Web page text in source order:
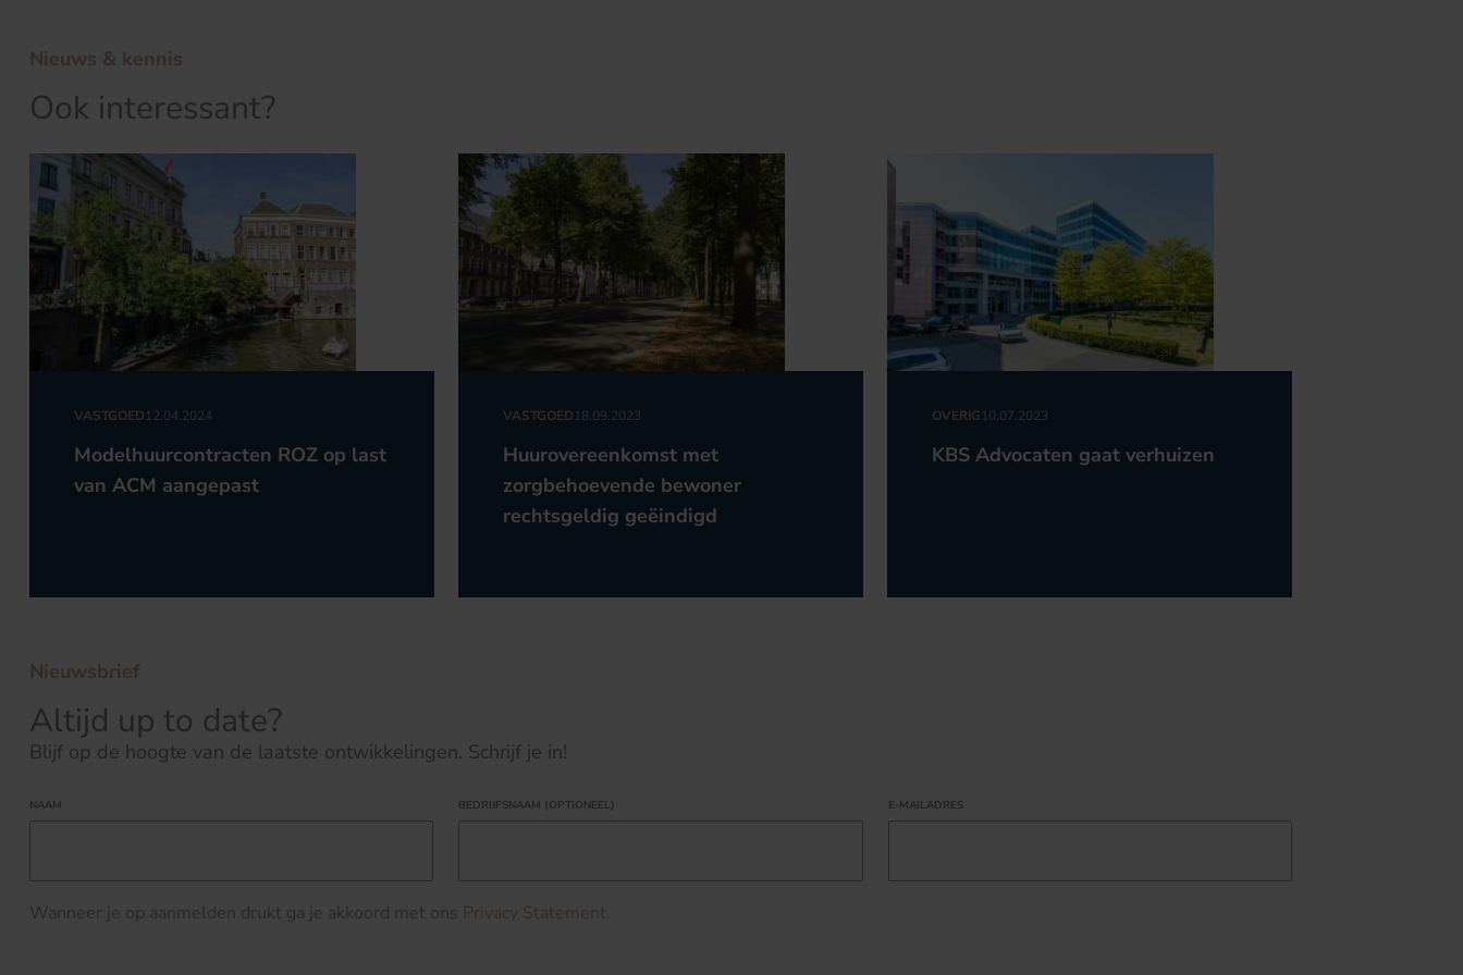
Nieuws & kennis
Ook interessant?
VASTGOED12.04.2024
Modelhuurcontracten ROZ op last
van ACM aangepast
VASTGOED18.09.2023
Huurovereenkomst met
zorgbehoevende bewoner
rechtsgeldig geëindigd
OVERIG10.07.2023
KBS Advocaten gaat verhuizen
Nieuwsbrief
Altijd up to date?
Blijf op de hoogte van de laatste ontwikkelingen. Schrijf je in!
NAAM BEDRIJFSNAAM (OPTIONEEL) E-MAILADRES
Wanneer je op aanmelden drukt ga je akkoord met ons Privacy Statement.